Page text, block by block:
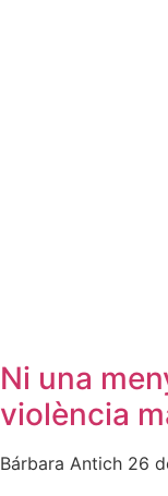
Ni una
violència
Bárbara Antich 26